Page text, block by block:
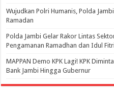
Wujudkan Polri Humanis, Polda
Ramadan
Polda Jambi Gelar Rakor Lintas
Pengamanan Ramadhan dan Idul Fitri
‎MAPPAN Demo KPK Lagi! KPK
Bank Jambi Hingga Gubernur ‎